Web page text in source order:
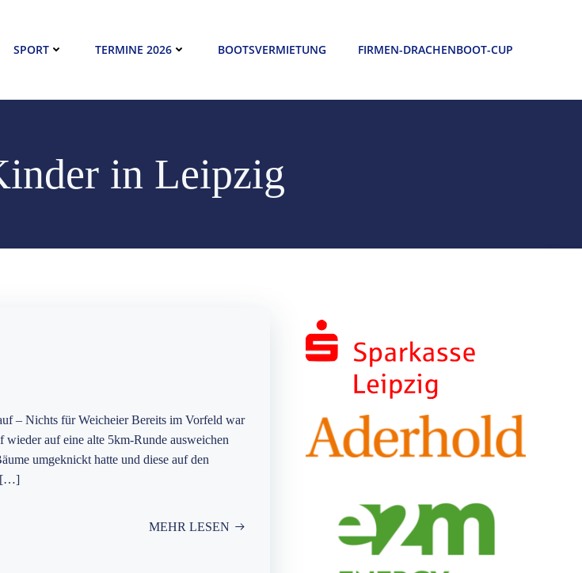
SPORT TERMINE 2026 BOOTSVERMIETUNG FIRMEN-DRACHENBOOT-CUP
in Leipzig
– Nichts für Weicheier Bereits im Vorfeld war
wieder auf eine alte 5km-Runde ausweichen
umgeknickt hatte und diese auf den
[…]
MEHR LESEN